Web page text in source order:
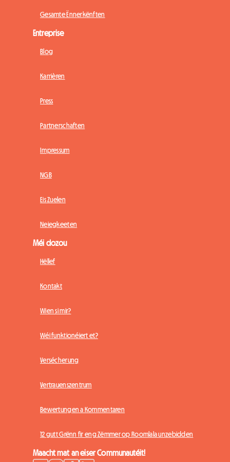
Gesamte Ënnerkënften
Entreprise
Blog
Karrièren
Press
Partnerschaften
Impressum
NGB
Eis Zuelen
Neiegkeeten
Méi dozou
Hëllef
Kontakt
Wien si mir?
Wéi funktionéiert et?
Versécherung
Vertrauenszentrum
Bewertungen a Kommentaren
12 gutt Grënn fir eng Zëmmer op Roomlala unzebidden
Maacht mat an eiser Communautéit!